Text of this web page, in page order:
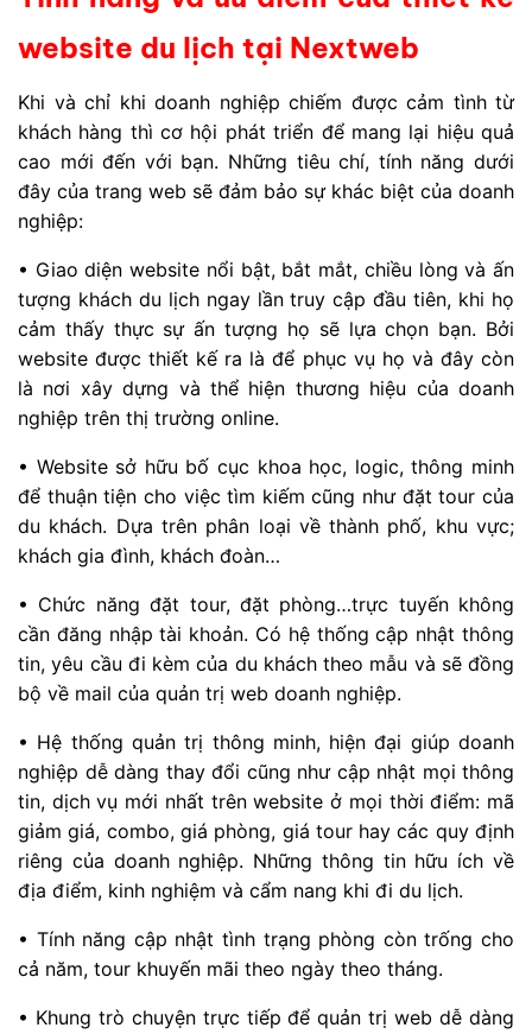
website du lịch tại Nextweb
Khi và chỉ khi doanh nghiệp chiếm được cảm tình từ
khách hàng thì cơ hội phát triển để mang lại hiệu quả
cao mới đến với bạn. Những tiêu chí, tính năng dưới
đây của trang web sẽ đảm bảo sự khác biệt của doanh
nghiệp:
• Giao diện website nổi bật, bắt mắt, chiều lòng và ấn
tượng khách du lịch ngay lần truy cập đầu tiên, khi họ
cảm thấy thực sự ấn tượng họ sẽ lựa chọn bạn. Bởi
website được thiết kế ra là để phục vụ họ và đây còn
là nơi xây dựng và thể hiện thương hiệu của doanh
nghiệp trên thị trường online.
• Website sở hữu bố cục khoa học, logic, thông minh
để thuận tiện cho việc tìm kiếm cũng như đặt tour của
du khách. Dựa trên phân loại về thành phố, khu vực;
khách gia đình, khách đoàn…
• Chức năng đặt tour, đặt phòng…trực tuyến không
cần đăng nhập tài khoản. Có hệ thống cập nhật thông
tin, yêu cầu đi kèm của du khách theo mẫu và sẽ đồng
bộ về mail của quản trị web doanh nghiệp.
• Hệ thống quản trị thông minh, hiện đại giúp doanh
nghiệp dễ dàng thay đổi cũng như cập nhật mọi thông
tin, dịch vụ mới nhất trên website ở mọi thời điểm: mã
giảm giá, combo, giá phòng, giá tour hay các quy định
riêng của doanh nghiệp. Những thông tin hữu ích về
địa điểm, kinh nghiệm và cẩm nang khi đi du lịch.
• Tính năng cập nhật tình trạng phòng còn trống cho
cả năm, tour khuyến mãi theo ngày theo tháng.
• Khung trò chuyện trực tiếp để quản trị web dễ dàng